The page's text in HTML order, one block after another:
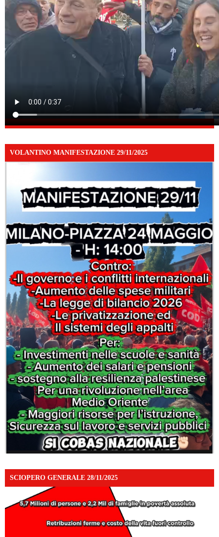
VOLANTINO MANIFESTAZIONE 29/11/2025
SCIOPERO GENERALE 28/11/2025